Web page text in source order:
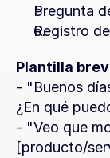
Pregunta
Registro
Plantilla
- "Buenos
¿En qué
- "Veo que
[producto/